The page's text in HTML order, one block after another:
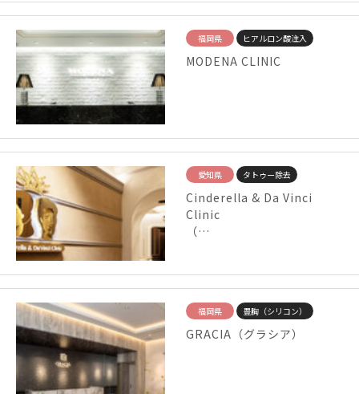
福岡県 ヒアルロン酸注入
MODENA CLINIC
愛知県 タトゥー除去
Cinderella & Da Vinci
Clinic
（…
福岡県 豊胸（シリコン）
GRACIA（グラシア）